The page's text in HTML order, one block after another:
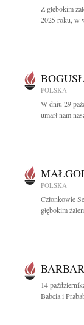
Z głębokim
2025 roku, w
POLSKA
W dniu 29
umarł nam
POLSKA
Członkowie
głębokim
14
Babcia i